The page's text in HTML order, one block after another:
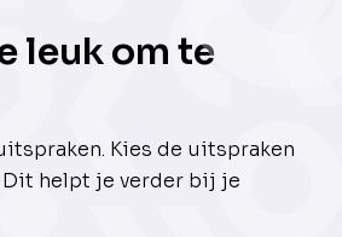
leuk om te
Kies de uitspraken
helpt je verder bij je